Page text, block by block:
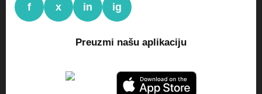
f x in ig
Preuzmi našu aplikaciju